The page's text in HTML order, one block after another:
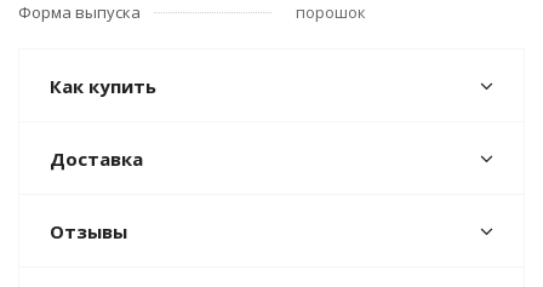
Форма выпуска порошок
Как купить
Доставка
Отзывы